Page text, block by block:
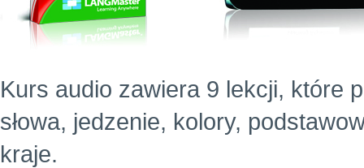
Kurs audio zawiera 9 lekcji, które
słowa, jedzenie, kolory,
kraje.